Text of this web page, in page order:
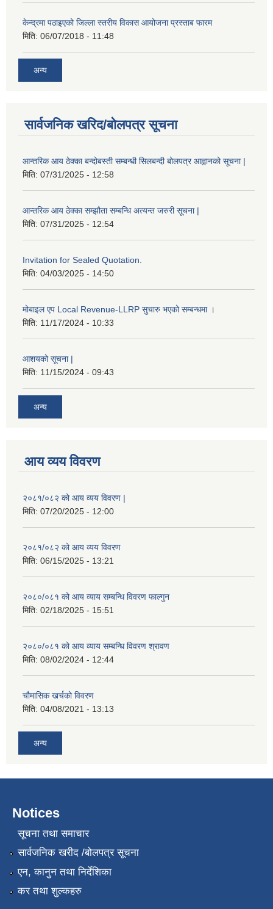
केन्द्रमा पठाइएको जिल्ला स्तरीय विकास आयोजना प्रस्ताब फारम
मिति: 06/07/2018 - 11:48
अन्य
सार्वजनिक खरिद/बोलपत्र सूचना
आन्तरिक आय ठेक्का बन्दोबस्ती सम्बन्धी सिलबन्दी बोलपत्र आह्वानको सूचना |
मिति: 07/31/2025 - 12:58
आन्तरिक आय ठेक्का सम्झौता सम्बन्धि अत्यन्त जरुरी सूचना |
मिति: 07/31/2025 - 12:54
Invitation for Sealed Quotation.
मिति: 04/03/2025 - 14:50
मोबाइल एप Local Revenue-LLRP सुचारु भएको सम्बन्धमा ।
मिति: 11/17/2024 - 10:33
आशयको सूचना |
मिति: 11/15/2024 - 09:43
अन्य
आय व्यय विवरण
२०८१/०८२ को आय व्यय विवरण |
मिति: 07/20/2025 - 12:00
२०८१/०८२ को आय व्यय विवरण
मिति: 06/15/2025 - 13:21
२०८०/०८१ को आय व्याय सम्बन्धि विवरण फाल्गुन
मिति: 02/18/2025 - 15:51
२०८०/०८१ को आय व्याय सम्बन्धि विवरण श्रावण
मिति: 08/02/2024 - 12:44
चौमासिक खर्चको विवरण
मिति: 04/08/2021 - 13:13
अन्य
Notices
सूचना तथा समाचार
सार्वजनिक खरीद /बोलपत्र सूचना
एन, कानुन तथा निर्देशिका
कर तथा शुल्कहरु